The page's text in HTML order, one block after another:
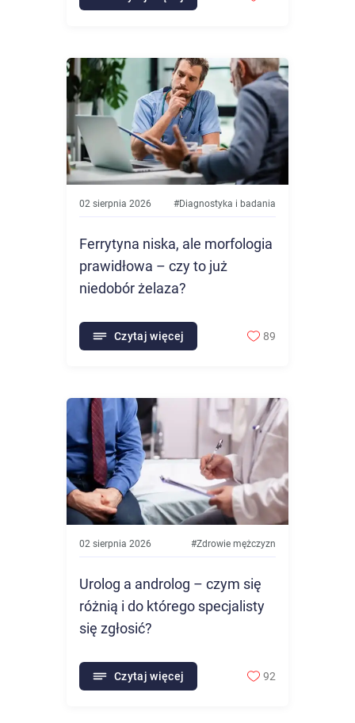
02 sierpnia 2026 #Diagnostyka i badania
Ferrytyna niska, ale morfologia
prawidłowa – czy to już
niedobór żelaza?
Czytaj więcej 89
02 sierpnia 2026 #Zdrowie mężczyzn
Urolog a androlog – czym się
różnią i do którego specjalisty
się zgłosić?
Czytaj więcej 92